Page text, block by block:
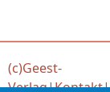
(c)Geest-
Verlag|Kontakt|